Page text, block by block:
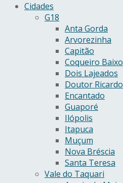
Cidades
G18
Anta Gorda
Arvorezinha
Capitão
Coqueiro Baixo
Dois Lajeados
Doutor Ricardo
Encantado
Guaporé
Ilópolis
Itapuca
Muçum
Nova Bréscia
Santa Teresa
Vale do Taquari